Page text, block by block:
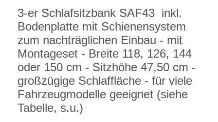
3-er Schlafsitzbank SAF43 inkl.
Bodenplatte mit Schienensystem
zum nachträglichen Einbau - mit
Montageset - Breite 118, 126, 144
oder 150 cm - Sitzhöhe 47,50 cm -
großzügige Schlaffläche - für viele
Fahrzeugmodelle geeignet (siehe
Tabelle, s.u.)